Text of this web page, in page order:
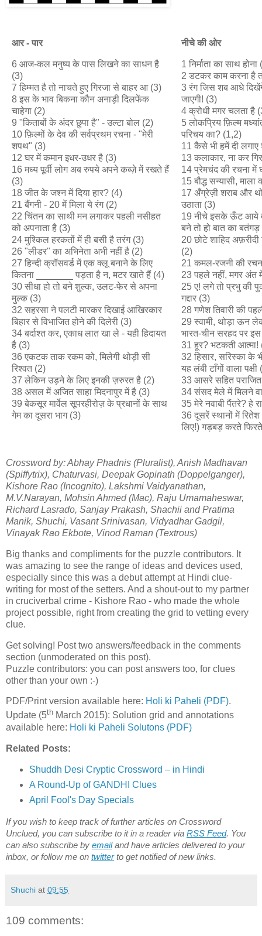
आर - पार
6 आज-कल मनुष्य के पास लिखने का साधन है
(3)
7 हिम्मत है तो नाचते हुए गिरजा से बाहर आ (3)
8 इस के भाव बिकना कौन अनाड़ी दिलफेंक
चाहेगा (2)
9 "किताबों के अंदर छुपा है" - उल्टा बोल (2)
10 फ़िल्मों के देव की सर्वप्रथम रचना - "मेरी
शपथ" (3)
12 घर में कमान इधर-उधर है (3)
16 मध्य पूर्वी लोग अब रुपये अपने कब्ज़े में रखते हैं
(3)
18 जीत के जश्न में दिया हार? (4)
21 बैंगनी - 20 में मिला ये रंग (2)
22 चिंतन का साथी मन लगाकर पहली नसीहत
को अपनाता है (3)
24 मुश्किल हरकतों में ही बसी है तरंग (3)
26 "लीडर" का अभिनेता अभी नहीं है (2)
27 हिन्दी क्रॉसवर्ड में एक क्लू बनाने के लिए
कितना _______ पड़ता है न, मटर खाते हैं (4)
30 सीधा हो तो बने शुल्क, उलट-फेर से अपना
मुल्क (3)
32 सहरसा ने पलटी मारकर दिखाई आखिरकार
बिहार से विभाजित होने की दिलेरी (3)
34 बर्दाश्त कर, एकाध लात खा ले - यही हिदायत
है (3)
36 एकटक ताक रकम को, मिलेगी थोड़ी सी
रिश्वत (2)
37 लेकिन उड़ने के लिए इनकी ज़रुरत है (2)
38 असल में अजित साहा मिदनापुर में है (3)
39 बेकसूर मार्वेल सूपरहीरोज़ के प्रधानों के साथ
गेम का दूसरा भाग (3)
नीचे की ओर
1 निर्माता का साथ होना
2 डटकर काम करना है
3 रंग जिस शब आधे
जाएगी! (3)
4 क्रोधी मगर चलता है
5 लोकप्रिय फ़िल्म
परिचय का? (1,2)
11 कैसे भी हमें दी लगाए
13 कलाकार, ना कर
14 प्रेमचंद की रचना में
15 बौद्ध सन्यासी,
17 अँग्रेज़ी शराब और
उठाता (3)
19 नीचे इसके ऊँट आये
बने तो हो बात का
20 छोटे शाहिद
(2)
21 कमल-रजनी की
23 पहले नहीं, मगर अंत
25 ए! लगे तो प्रभु की
गद्दार (3)
28 गणेश तिवारी की
29 स्वामी, थोड़ा ऊन
भारत-चीन सरहद पर
31 हूर? भटकती आत्मा!
32 हिसार, सरिस्का के
यह लंबी टाँगों वाला पक्षी
33 आसरे सहित
34 संसद मेले में मिलने
35 मेरे नवाबी पैंतरे? हे
36 दूसरें स्थानों में
लिए!) गड़बड़ करते
Crossword by: Abhay Phadnis (Pluralist), Anish Madhavan
(Spiffytrix), Chaturvasi, Deepak Gopinath (Doppelganger),
Kishore Rao (Incognito), Lakshmi Vaidyanathan,
M.V.Narayan, Mohsin Ahmed (Mac), Raju Umamaheswar,
Richard Lasrado, Sanjay Prakash, Shachii and Pratima
Manik, Shuchi, Vasant Srinivasan, Vidyadhar Gadgil,
Vinayak Rao Ekbote, Vinod Raman (Textrous)
Big thanks and compliments for the puzzle contributors. It
was amazing to see the range of ideas and devices used,
especially since this was a debut attempt at Hindi clue-
writing for most of the setters. And a shout-out to my partner
in cruciverbal crime - Kishore Rao - who made the whole
project possible, right from creating the grid to vetting every
clue.
Get solving! Post two answers/feedback in the comments
section (unmoderated on this post).
Puzzle contributors: you can post answers too, for clues
other than your own :-)
PDF/Print version available here: Holi ki Paheli (PDF).
Update (5th March 2015): Solution grid and annotations
available here: Holi ki Paheli Solutons (PDF)
Related Posts:
Shuddh Desi Cryptic Crossword – in Hindi
A Round-Up of GANDHI Clues
April Fool's Day Specials
If you wish to keep track of further articles on Crossword
Unclued, you can subscribe to it in a reader via RSS Feed. You
can also subscribe by emailand have articles delivered to your
inbox, or follow me on twitterto get notified of new links.
Shuchi at 09:55
109 comments: